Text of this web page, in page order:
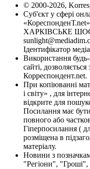
© 2000-2026,
Суб'єкт у сфері
ХАРКІВСЬКЕ
Ідентифікатор
Використання
сайті,
Корреспондент.net.
При копіюванні
і світу» , для
відкрите для
Посилання має
повного або
Гіперпосилання (
розміщена в
матеріалу.
Новини з
"Регіони",